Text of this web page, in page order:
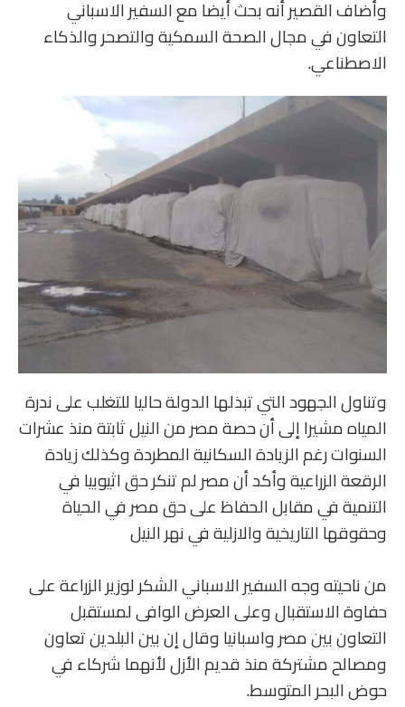
‏وأضاف القصير أنه بحث أيضا مع السفير الاسباني
التعاون في مجال الصحة السمكية والتصحر والذكاء
الاصطناعي.
‏وتناول الجهود التي تبذلها الدولة حاليا للتغلب على ندرة
المياه مشيرا إلى أن حصة مصر من النيل ثابتة منذ عشرات
السنوات رغم الزيادة السكانية المطردة وكذلك زيادة
الرقعة الزراعية وأكد أن مصر لم تنكر حق اثيوبيا في
التنمية في مقابل الحفاظ على حق مصر في الحياة
وحقوقها التاريخية والازلية في نهر النيل
‏من ناحيته وجه السفير الاسباني الشكر لوزير الزراعة على
حفاوة الاستقبال وعلى العرض الوافى لمستقبل
التعاون بين مصر واسبانيا وقال إن بين البلدين تعاون
ومصالح مشتركة منذ قديم الأزل لأنهما شركاء في
حوض البحر المتوسط.